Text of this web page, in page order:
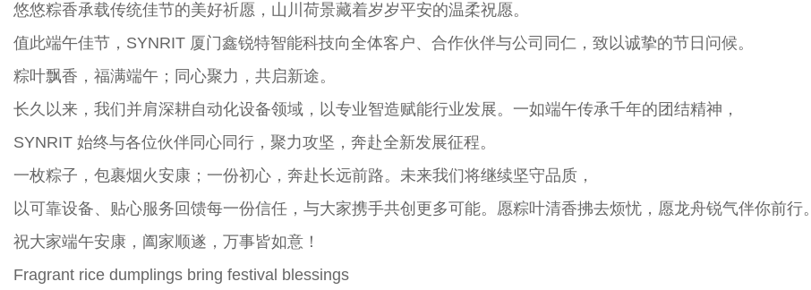
悠悠粽香承载传统佳节的美好祈愿，山川荷景藏着岁岁平安的温柔祝愿。
值此端午佳节，SYNRIT 厦门鑫锐特智能科技向全体客户、合作伙伴与公司同仁，致以诚挚的节日问候。
粽叶飘香，福满端午；同心聚力，共启新途。
长久以来，我们并肩深耕自动化设备领域，以专业智造赋能行业发展。一如端午传承千年的团结精神，
SYNRIT 始终与各位伙伴同心同行，聚力攻坚，奔赴全新发展征程。
一枚粽子，包裹烟火安康；一份初心，奔赴长远前路。未来我们将继续坚守品质，
以可靠设备、贴心服务回馈每一份信任，与大家携手共创更多可能。愿粽叶清香拂去烦忧，愿龙舟锐气伴你前行。
祝大家端午安康，阖家顺遂，万事皆如意！
Fragrant rice dumplings bring festival blessings